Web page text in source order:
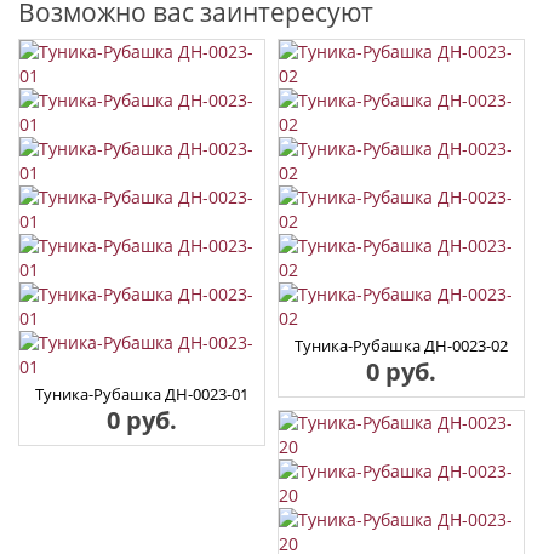
Возможно вас заинтересуют
Туника-Рубашка ДН-0023-01
0 руб.
Туника-Рубашка ДН-0023-02
0 руб.